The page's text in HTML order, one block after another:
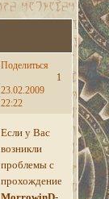
Поделиться
1
23.02.2009
22:22
Если у Вас
возникли
проблемы с
прохождением